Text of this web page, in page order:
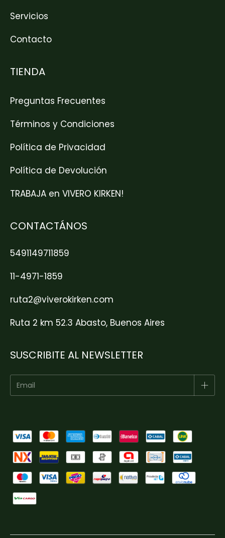
Servicios
Contacto
TIENDA
Preguntas Frecuentes
Términos y Condiciones
Política de Privacidad
Política de Devolución
TRABAJA en VIVERO KIRKEN!
CONTACTÁNOS
5491149711859
11-4971-1859
ruta2@viverokirken.com
Ruta 2 km 52.3 Abasto, Buenos Aires
SUSCRIBITE AL NEWSLETTER